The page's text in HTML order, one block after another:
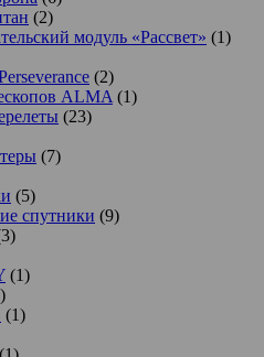
(2)
модуль «Рассвет» (1)
(2)
ALMA (1)
(23)
(7)
(5)
спутники (9)
(1)
(1)